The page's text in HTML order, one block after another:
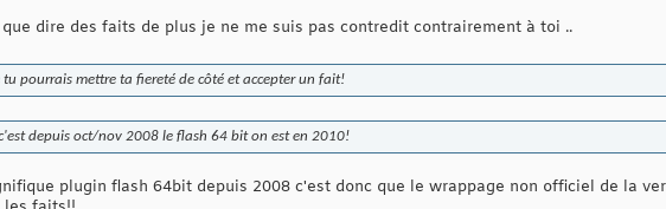
dire des faits de plus je ne me suis pas contredit contrairement à toi ..
tu pourrais mettre ta fiereté de côté et accepter un fait!
depuis oct/nov 2008 le flash 64 bit on est en 2010!
plugin flash 64bit depuis 2008 c'est donc que le wrappage non officiel de la